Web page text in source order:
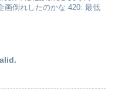
画倒れしたのかな 420: 最低